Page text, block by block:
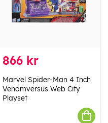
866 kr
Marvel Spider-Man 4 Inch
Venomversus Web City
Playset